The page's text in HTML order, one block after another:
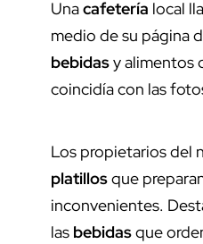
Unacafetería local
medio de su página
bebidasy alimentos
coincidía con las
Los propietarios del
platillosque
inconvenientes.
las bebidasque